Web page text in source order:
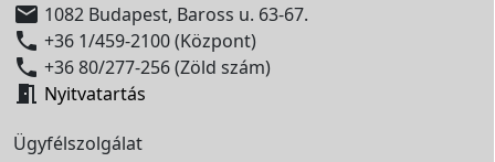
 1082 Budapest, Baross u. 63-67.
 +36 1/459-2100 (Központ)
 +36 80/277-256 (Zöld szám)
 Nyitvatartás
Ügyfélszolgálat